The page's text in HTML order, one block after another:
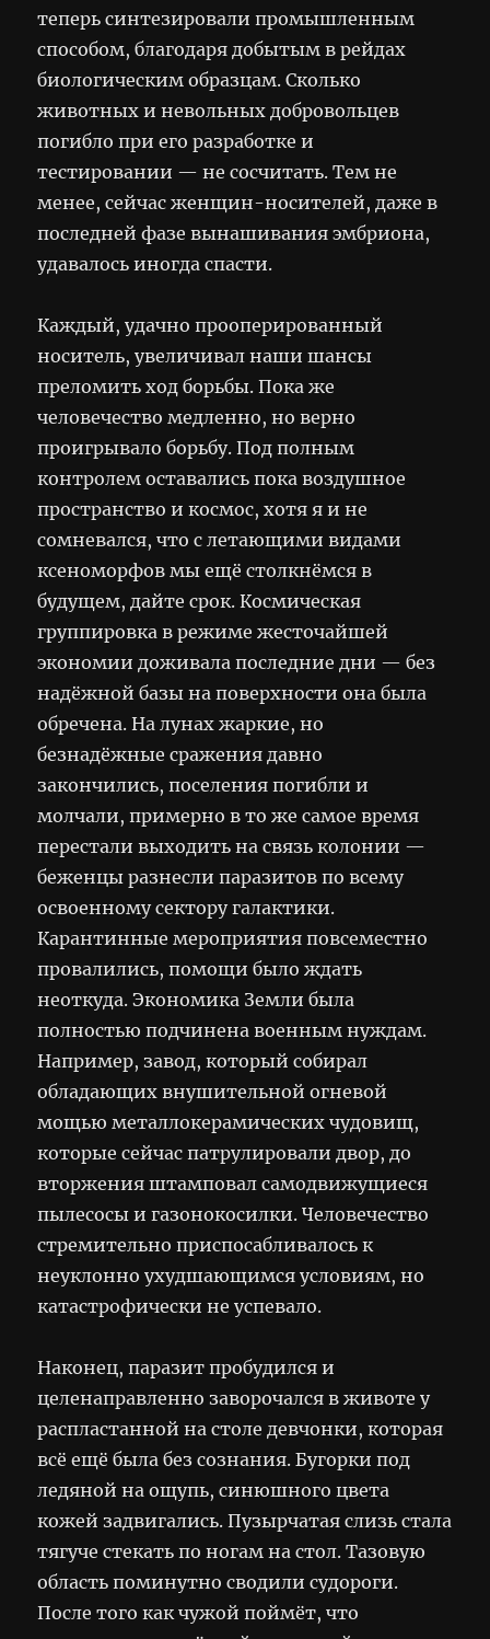
теперь синтезировали промышленным
способом, благодаря добытым в рейдах
биологическим образцам. Сколько
животных и невольных добровольцев
погибло при его разработке и
тестировании — не сосчитать. Тем не
менее, сейчас женщин-носителей, даже в
последней фазе вынашивания эмбриона,
удавалось иногда спасти.
Каждый, удачно прооперированный
носитель, увеличивал наши шансы
преломить ход борьбы. Пока же
человечество медленно, но верно
проигрывало борьбу. Под полным
контролем оставались пока воздушное
пространство и космос, хотя я и не
сомневался, что с летающими видами
ксеноморфов мы ещё столкнёмся в
будущем, дайте срок. Космическая
группировка в режиме жесточайшей
экономии доживала последние дни — без
надёжной базы на поверхности она была
обречена. На лунах жаркие, но
безнадёжные сражения давно
закончились, поселения погибли и
молчали, примерно в то же самое время
перестали выходить на связь колонии —
беженцы разнесли паразитов по всему
освоенному сектору галактики.
Карантинные мероприятия повсеместно
провалились, помощи было ждать
неоткуда. Экономика Земли была
полностью подчинена военным нуждам.
Например, завод, который собирал
обладающих внушительной огневой
мощью металлокерамических чудовищ,
которые сейчас патрулировали двор, до
вторжения штамповал самодвижущиеся
пылесосы и газонокосилки. Человечество
стремительно приспосабливалось к
неуклонно ухудшающимся условиям, но
катастрофически не успевало.
Наконец, паразит пробудился и
целенаправленно заворочался в животе у
распластанной на столе девчонки, которая
всё ещё была без сознания. Бугорки под
ледяной на ощупь, синюшного цвета
кожей задвигались. Пузырчатая слизь стала
тягуче стекать по ногам на стол. Тазовую
область поминутно сводили судороги.
После того как чужой поймёт, что